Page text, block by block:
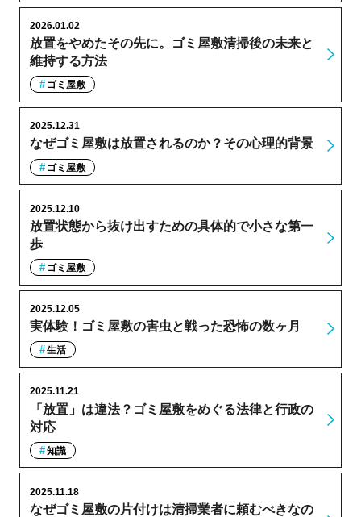
放置をやめたその先に。ゴミ屋敷清掃後の未来と
維持する方法
2026.01.02
ゴミ屋敷
なぜゴミ屋敷は放置されるのか？その心理的背景
2025.12.31
ゴミ屋敷
放置状態から抜け出すための具体的で小さな第一
歩
2025.12.10
ゴミ屋敷
実体験！ゴミ屋敷の害虫と戦った恐怖の数ヶ月
2025.12.05
生活
「放置」は違法？ゴミ屋敷をめぐる法律と行政の
対応
2025.11.21
知識
なぜゴミ屋敷の片付けは清掃業者に頼むべきなの
2025.11.18